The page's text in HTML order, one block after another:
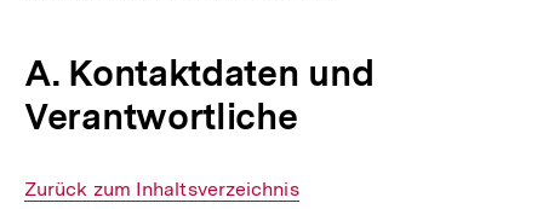
A. Kontaktdaten und
Verantwortliche
Interner
Zurück zum Inhaltsverzeichnis